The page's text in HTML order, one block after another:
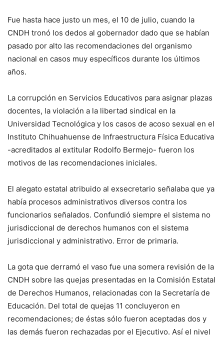
Fue hasta hace justo un mes, el 10 de julio, cuando la
CNDH tronó los dedos al gobernador dado que se habían
pasado por alto las recomendaciones del organismo
nacional en casos muy específicos durante los últimos
años.
La corrupción en Servicios Educativos para asignar plazas
docentes, la violación a la libertad sindical en la
Universidad Tecnológica y los casos de acoso sexual en el
Instituto Chihuahuense de Infraestructura Física Educativa
-acreditados al extitular Rodolfo Bermejo- fueron los
motivos de las recomendaciones iniciales.
El alegato estatal atribuido al exsecretario señalaba que ya
había procesos administrativos diversos contra los
funcionarios señalados. Confundió siempre el sistema no
jurisdiccional de derechos humanos con el sistema
jurisdiccional y administrativo. Error de primaria.
La gota que derramó el vaso fue una somera revisión de la
CNDH sobre las quejas presentadas en la Comisión Estatal
de Derechos Humanos, relacionadas con la Secretaría de
Educación. Del total de quejas 11 concluyeron en
recomendaciones; de éstas sólo fueron aceptadas dos y
las demás fueron rechazadas por el Ejecutivo. Así el nivel